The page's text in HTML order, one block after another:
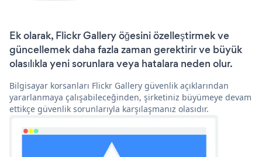
Ek olarak, Flickr Gallery öğesini özelleştirmek ve
güncellemek daha fazla zaman gerektirir ve büyük
olasılıkla yeni sorunlara veya hatalara neden olur.
Bilgisayar korsanları Flickr Gallery güvenlik açıklarından
yararlanmaya çalışabileceğinden, şirketiniz büyümeye devam
ettikçe güvenlik sorunlarıyla karşılaşmanız olasıdır.